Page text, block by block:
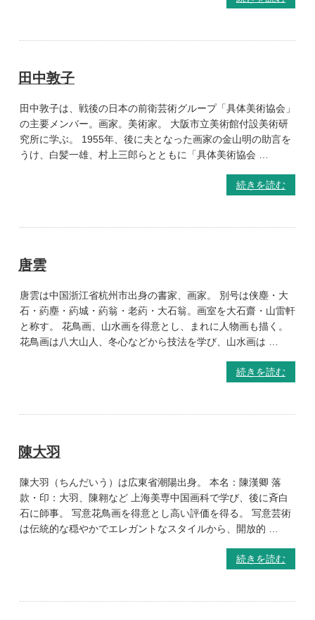
田中敦子
田中敦子は、戦後の日本の前衛芸術グループ「具体美術協会」
の主要メンバー。画家。美術家。 大阪市立美術館付設美術研
究所に学ぶ。 1955年、後に夫となった画家の金山明の助言を
うけ、白髪一雄、村上三郎らとともに「具体美術協会 …
続きを読む
唐雲
唐雲は中国浙江省杭州市出身の書家、画家。 別号は侠塵・大
石・葯塵・葯城・葯翁・老葯・大石翁。画室を大石齋・山雷軒
と称す。 花鳥画、山水画を得意とし、まれに人物画も描く。
花鳥画は八大山人、冬心などから技法を学び、山水画は …
続きを読む
陳大羽
陳大羽（ちんだいう）は広東省潮陽出身。 本名：陳漢卿 落
款・印：大羽、陳翱など 上海美専中国画科で学び、後に斉白
石に師事。 写意花鳥画を得意とし高い評価を得る。 写意芸術
は伝統的な穏やかでエレガントなスタイルから、開放的 …
続きを読む